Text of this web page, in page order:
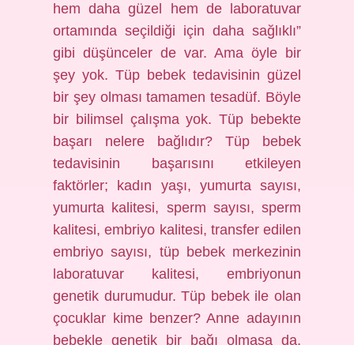
hem daha güzel hem de laboratuvar
ortamında seçildiği için daha sağlıklı”
gibi düşünceler de var. Ama öyle bir
şey yok. Tüp bebek tedavisinin güzel
bir şey olması tamamen tesadüf. Böyle
bir bilimsel çalışma yok. Tüp bebekte
başarı nelere bağlıdır? Tüp bebek
tedavisinin başarısını etkileyen
faktörler; kadın yaşı, yumurta sayısı,
yumurta kalitesi, sperm sayısı, sperm
kalitesi, embriyo kalitesi, transfer edilen
embriyo sayısı, tüp bebek merkezinin
laboratuvar kalitesi, embriyonun
genetik durumudur. Tüp bebek ile olan
çocuklar kime benzer? Anne adayının
bebekle genetik bir bağı olmasa da,